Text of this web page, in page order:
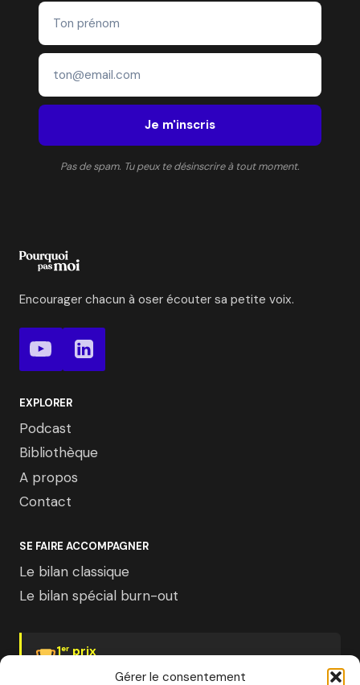
Gérer le consentement
Je m'inscris
Pas de spam. Tu peux te désinscrire à tout moment.
Encourager chacun à oser écouter sa petite voix.
EXPLORER
Podcast
Bibliothèque
A propos
Contact
SE FAIRE ACCOMPAGNER
Le bilan classique
Le bilan spécial burn-out
1er prix